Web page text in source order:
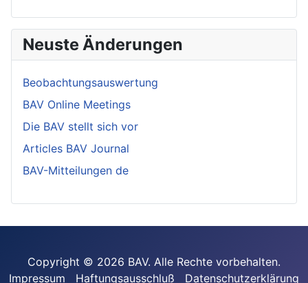
Neuste Änderungen
Beobachtungsauswertung
BAV Online Meetings
Die BAV stellt sich vor
Articles BAV Journal
BAV-Mitteilungen de
Copyright © 2026 BAV. Alle Rechte vorbehalten.
Impressum
Haftungsausschluß Datenschutzerklärung